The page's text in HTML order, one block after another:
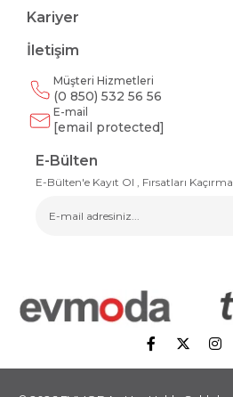
Kariyer
İletişim
Müşteri Hizmetleri
(0 850) 532 56 56
E-mail
[email protected]
E-Bülten
E-Bülten'e Kayıt Ol , Fırsatları Kaçırma